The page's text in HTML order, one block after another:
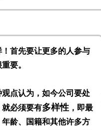
首先要让更多的人参与
要。
点认为，如今公司要处
必须要有多样性 ，即最
龄、国籍和其他许多方